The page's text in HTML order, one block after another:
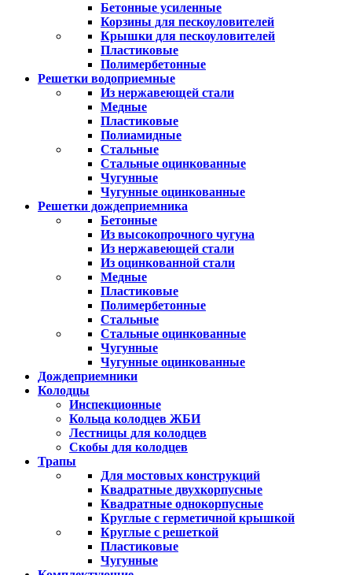
Бетонные усиленные
Корзины для пескоуловителей
Крышки для пескоуловителей
Пластиковые
Полимербетонные
Решетки водоприемные
Из нержавеющей стали
Медные
Пластиковые
Полиамидные
Стальные
Стальные оцинкованные
Чугунные
Чугунные оцинкованные
Решетки дождеприемника
Бетонные
Из высокопрочного чугуна
Из нержавеющей стали
Из оцинкованной стали
Медные
Пластиковые
Полимербетонные
Стальные
Стальные оцинкованные
Чугунные
Чугунные оцинкованные
Дождеприемники
Колодцы
Инспекционные
Кольца колодцев ЖБИ
Лестницы для колодцев
Скобы для колодцев
Трапы
Для мостовых конструкций
Квадратные двухкорпусные
Квадратные однокорпусные
Круглые с герметичной крышкой
Круглые с решеткой
Пластиковые
Чугунные